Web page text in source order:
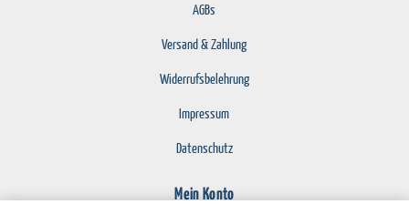
AGBs
Versand & Zahlung
Widerrufsbelehrung
Impressum
Datenschutz
Mein Konto